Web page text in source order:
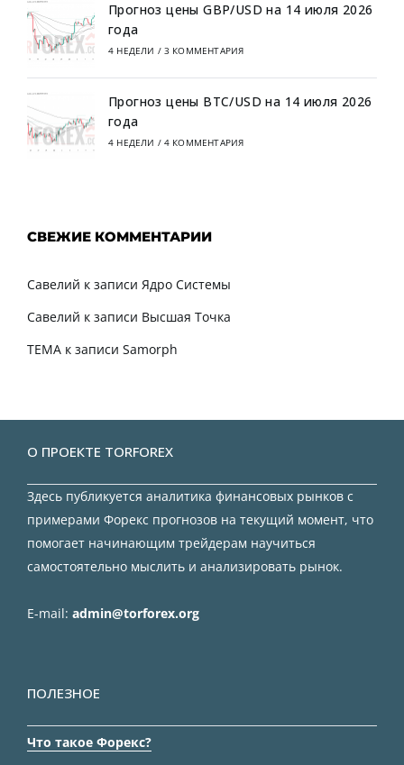
Прогноз цены GBP/USD на 14 июля 2026
года
4 НЕДЕЛИ / 3 КОММЕНТАРИЯ
Прогноз цены BTC/USD на 14 июля 2026
года
4 НЕДЕЛИ / 4 КОММЕНТАРИЯ
СВЕЖИЕ КОММЕНТАРИИ
Савелий к записи Ядро Системы
Савелий к записи Высшая Точка
TEMA к записи Samorph
О ПРОЕКТЕ TORFOREX
Здесь публикуется аналитика финансовых рынков с
примерами Форекс прогнозов на текущий момент, что
помогает начинающим трейдерам научиться
самостоятельно мыслить и анализировать рынок.
E-mail: admin@torforex.org
ПОЛЕЗНОЕ
Что такое Форекс?